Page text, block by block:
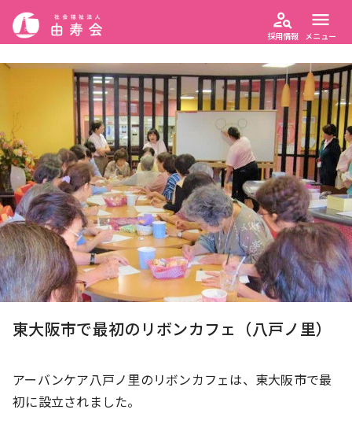
person_search
採用情報
menu
メニュー
東大阪市で最初のリボンカフェ（八戸ノ里）
アーバンケア八戸ノ里のリボンカフェは、東大阪市で最
初に設立されました。